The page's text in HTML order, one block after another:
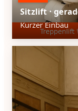
Sitzlift ·
Kurzer Einbau